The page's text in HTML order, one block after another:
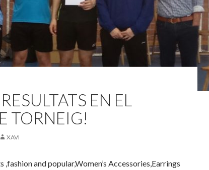
EN EL
TORNEIG!
XAVI
and popular,Women’s Accessories,Earrings